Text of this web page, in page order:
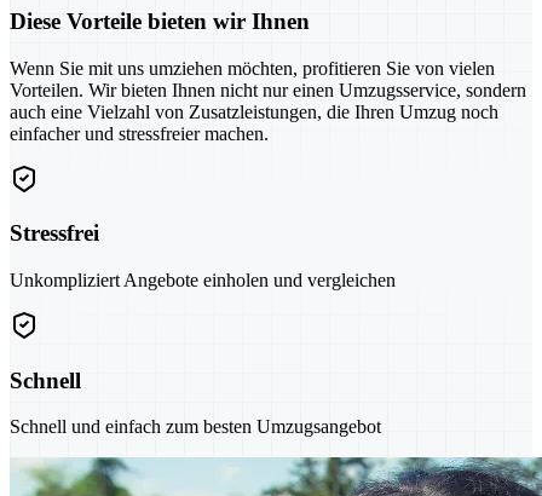
Diese Vorteile bieten wir Ihnen
Wenn Sie mit uns umziehen möchten, profitieren Sie von vielen
Vorteilen. Wir bieten Ihnen nicht nur einen Umzugsservice, sondern
auch eine Vielzahl von Zusatzleistungen, die Ihren Umzug noch
einfacher und stressfreier machen.
Stressfrei
Unkompliziert Angebote einholen und vergleichen
Schnell
Schnell und einfach zum besten Umzugsangebot